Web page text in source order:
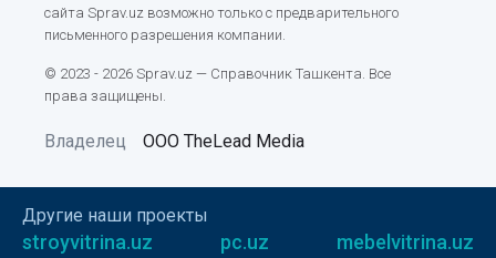
сайта Sprav.uz возможно только с предварительного
письменного разрешения компании.
© 2023 - 2026 Sprav.uz — Справочник Ташкента. Все
права защищены.
Владелец ООО TheLead Media
Другие наши проекты
stroyvitrina.uz pc.uz mebelvitrina.uz